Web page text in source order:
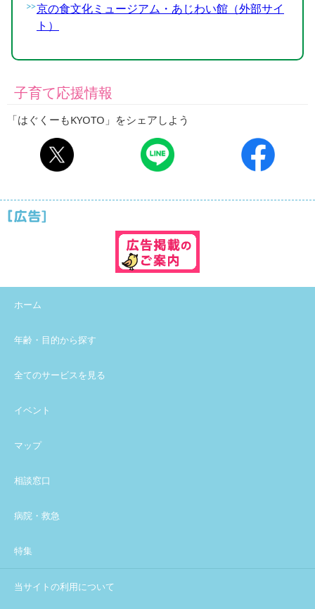
京の食文化ミュージアム・あじわい館（外部サイ
ト）
子育て応援情報
「はぐくーもKYOTO」をシェアしよう
ホーム
年齢・目的から探す
全てのサービスを見る
イベント
マップ
相談窓口
病院・救急
特集
当サイトの利用について